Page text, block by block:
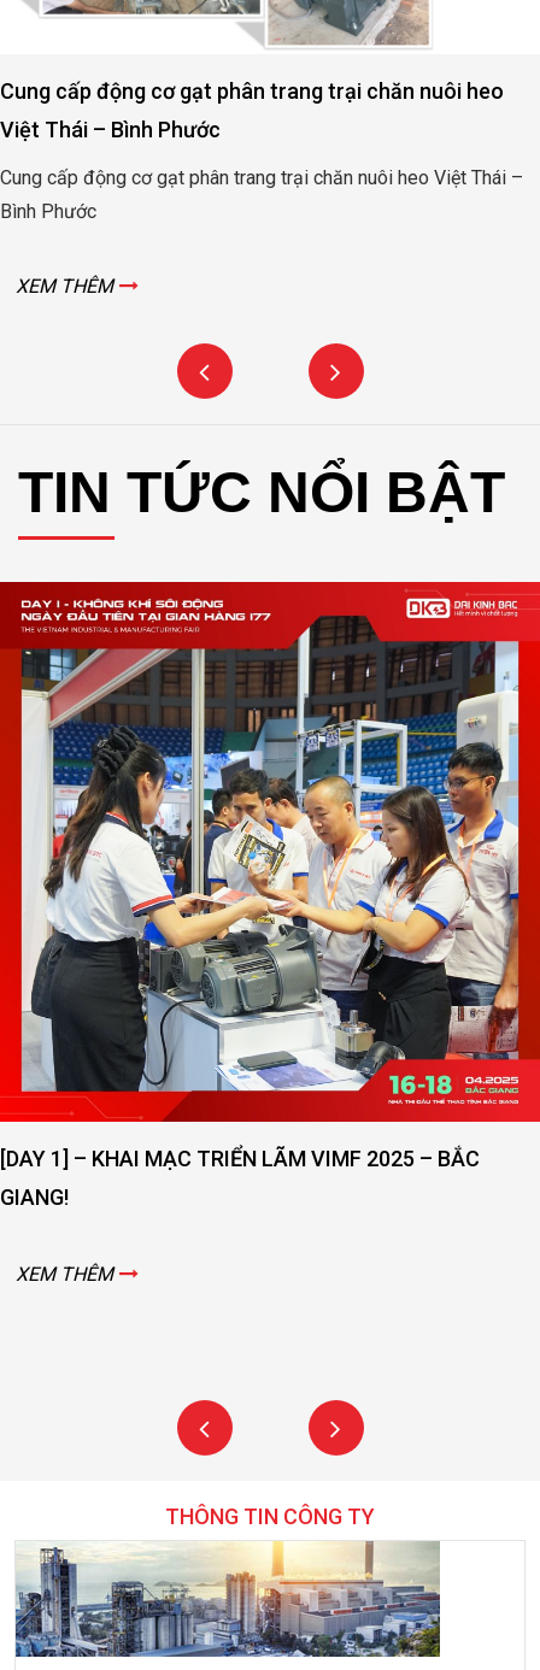
Cung cấp động cơ gạt phân trang trại chăn nuôi heo
Việt Thái – Bình Phước
Cung cấp động cơ gạt phân trang trại chăn nuôi heo Việt Thái –
Bình Phước
XEM THÊM
TIN TỨC NỔI BẬT
[DAY 1] – KHAI MẠC TRIỂN LÃM VIMF 2025 – BẮC
GIANG!
XEM THÊM
THÔNG TIN CÔNG TY